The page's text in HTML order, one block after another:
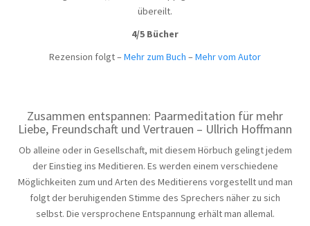
übereilt.
4/5 Bücher
Rezension folgt – Mehr zum Buch – Mehr vom Autor
Zusammen entspannen: Paarmeditation für mehr
Liebe, Freundschaft und Vertrauen – Ullrich Hoffmann
Ob alleine oder in Gesellschaft, mit diesem Hörbuch gelingt jedem
der Einstieg ins Meditieren. Es werden einem verschiedene
Möglichkeiten zum und Arten des Meditierens vorgestellt und man
folgt der beruhigenden Stimme des Sprechers näher zu sich
selbst. Die versprochene Entspannung erhält man allemal.